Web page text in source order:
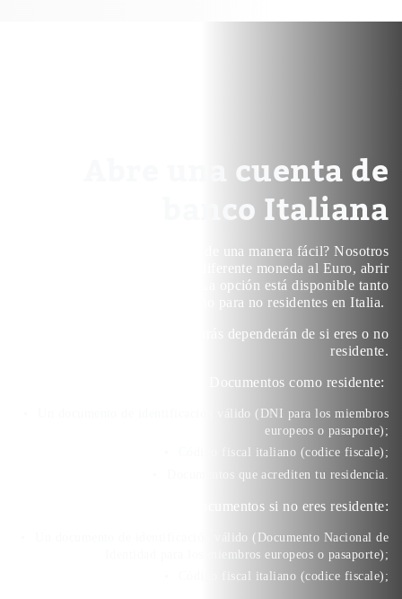
Abre una cuenta de
banco Italiana
¿Controlar tus gastos de una manera fácil? Nosotros
recomendamos a la gente con diferente moneda al Euro, abrir
una cuenta bancaria italiana. La opción está disponible tanto
para residentes como para no residentes en Italia.
Los documentos que necesitarás dependerán de si eres o no
residente.
Documentos como residente:
Un documento de identificación válido (DNI para los miembros
europeos o pasaporte);
Código fiscal italiano (codice fiscale);
Documentos que acrediten tu residencia.
Documentos si no eres residente:
Un documento de identificación válido (Documento Nacional de
Identidad para los miembros europeos o pasaporte);
Código fiscal italiano (codice fiscale);